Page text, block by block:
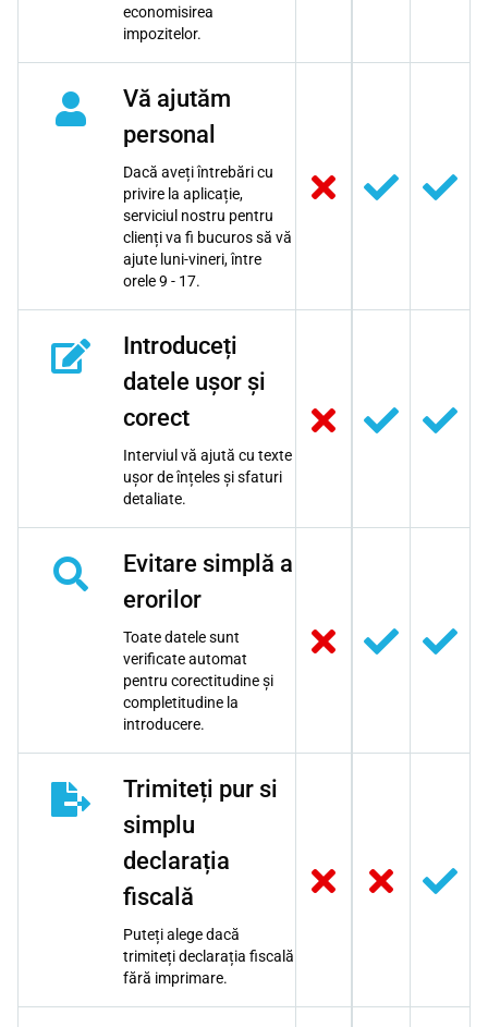
economisirea
impozitelor.
Vă ajutăm
personal
Dacă aveți întrebări cu
privire la aplicație,
serviciul nostru pentru
clienți va fi bucuros să vă
ajute luni-vineri, între
orele 9 - 17.
Introduceți
datele ușor și
corect
Interviul vă ajută cu texte
ușor de înțeles și sfaturi
detaliate.
Evitare simplă a
erorilor
Toate datele sunt
verificate automat
pentru corectitudine și
completitudine la
introducere.
Trimiteți pur si
simplu
declarația
fiscală
Puteți alege dacă
trimiteți declarația fiscală
fără imprimare.